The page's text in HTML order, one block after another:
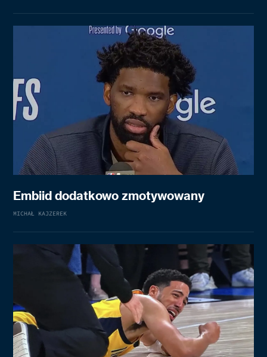
Embiid dodatkowo zmotywowany
MICHAŁ KAJZEREK